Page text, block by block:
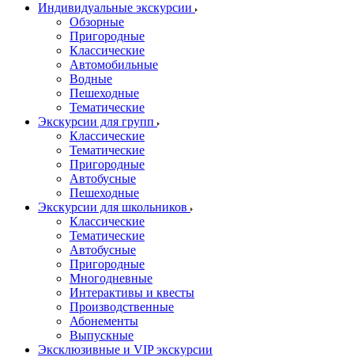
Индивидуальные экскурсии
Обзорные
Пригородные
Классические
Автомобильные
Водные
Пешеходные
Тематические
Экскурсии для групп
Классические
Тематические
Пригородные
Автобусные
Пешеходные
Экскурсии для школьников
Классические
Тематические
Автобусные
Пригородные
Многодневные
Интерактивы и квесты
Производственные
Абонементы
Выпускные
Эксклюзивные и VIP экскурсии